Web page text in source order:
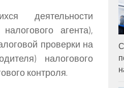
деятельности
агента),
проверки на
налогового
контроля.